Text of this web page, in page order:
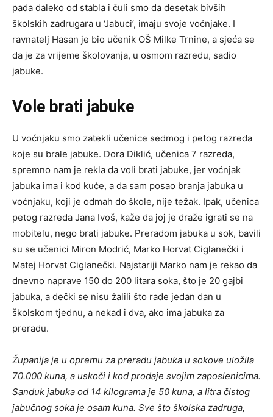
pada daleko od stabla i čuli smo da desetak bivših
školskih zadrugara u ‘Jabuci’, imaju svoje voćnjake. I
ravnatelj Hasan je bio učenik OŠ Milke Trnine, a sjeća se
da je za vrijeme školovanja, u osmom razredu, sadio
jabuke.
Vole brati jabuke
U voćnjaku smo zatekli učenice sedmog i petog razreda
koje su brale jabuke. Dora Diklić, učenica 7 razreda,
spremno nam je rekla da voli brati jabuke, jer voćnjak
jabuka ima i kod kuće, a da sam posao branja jabuka u
voćnjaku, koji je odmah do škole, nije težak. Ipak, učenica
petog razreda Jana Ivoš, kaže da joj je draže igrati se na
mobitelu, nego brati jabuke. Preradom jabuka u sok, bavili
su se učenici Miron Modrić, Marko Horvat Ciglanečki i
Matej Horvat Ciglanečki. Najstariji Marko nam je rekao da
dnevno naprave 150 do 200 litara soka, što je 20 gajbi
jabuka, a dečki se nisu žalili što rade jedan dan u
školskom tjednu, a nekad i dva, ako ima jabuka za
preradu.
Županija je u opremu za preradu jabuka u sokove uložila
70.000 kuna, a uskoči i kod prodaje svojim zaposlenicima.
Sanduk jabuka od 14 kilograma je 50 kuna, a litra čistog
jabučnog soka je osam kuna. Sve što školska zadruga,